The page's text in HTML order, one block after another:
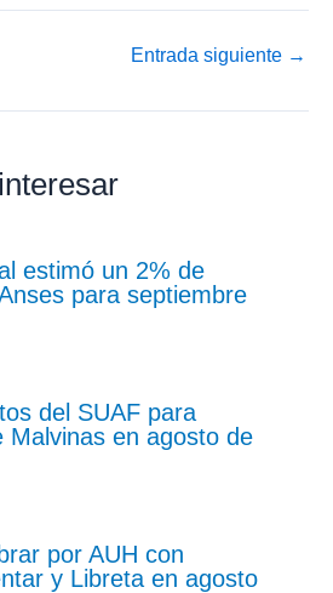
Entrada siguiente →
estimó un 2% de
para septiembre
del SUAF para
Malvinas en agosto de
por AUH con
y Libreta en agosto